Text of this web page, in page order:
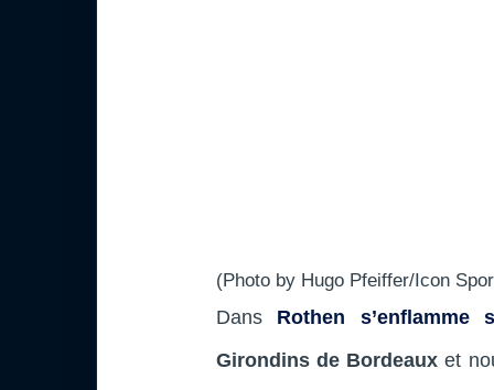
(Photo by Hugo Pfeiffer/Icon
Dans Rothen s’enflamme
Girondins de Bordeaux et